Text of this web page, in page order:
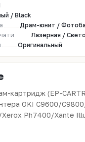
/ Black
Драм-юнит /
Лазерная /
Оригинальный
картридж (EP-
OKI С9600/
Ph7400/Xante